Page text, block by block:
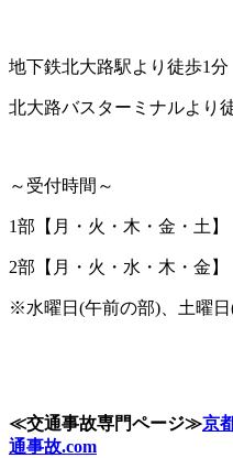
地下鉄北大路駅より徒歩1分
北大路バスターミナルより
～受付時間～
1部【月・火・木・金・土
2部【月・火・水・木・金
※水曜日(午前の部)、土曜
≪交通事故専門ページ≫京
通事故.com